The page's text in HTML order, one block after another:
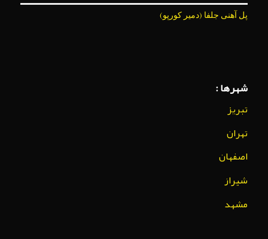
پل آهنی جلفا (دمیر کورپو)
شهرها :
تبریز
تهران
اصفهان
شیراز
مشهد